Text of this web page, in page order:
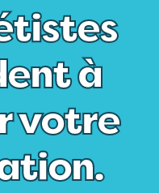
à
votre